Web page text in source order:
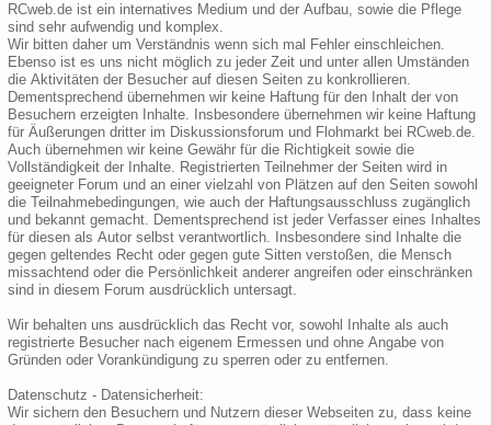
RCweb.de ist ein internatives Medium und der Aufbau, sowie die Pflege
sind sehr aufwendig und komplex.
Wir bitten daher um Verständnis wenn sich mal Fehler einschleichen.
Ebenso ist es uns nicht möglich zu jeder Zeit und unter allen Umständen
die Aktivitäten der Besucher auf diesen Seiten zu konkrollieren.
Dementsprechend übernehmen wir keine Haftung für den Inhalt der von
Besuchern erzeigten Inhalte. Insbesondere übernehmen wir keine Haftung
für Äußerungen dritter im Diskussionsforum und Flohmarkt bei RCweb.de.
Auch übernehmen wir keine Gewähr für die Richtigkeit sowie die
Vollständigkeit der Inhalte. Registrierten Teilnehmer der Seiten wird in
geeigneter Forum und an einer vielzahl von Plätzen auf den Seiten sowohl
die Teilnahmebedingungen, wie auch der Haftungsausschluss zugänglich
und bekannt gemacht. Dementsprechend ist jeder Verfasser eines Inhaltes
für diesen als Autor selbst verantwortlich. Insbesondere sind Inhalte die
gegen geltendes Recht oder gegen gute Sitten verstoßen, die Mensch
missachtend oder die Persönlichkeit anderer angreifen oder einschränken
sind in diesem Forum ausdrücklich untersagt.
Wir behalten uns ausdrücklich das Recht vor, sowohl Inhalte als auch
registrierte Besucher nach eigenem Ermessen und ohne Angabe von
Gründen oder Vorankündigung zu sperren oder zu entfernen.
Datenschutz - Datensicherheit:
Wir sichern den Besuchern und Nutzern dieser Webseiten zu, dass keine